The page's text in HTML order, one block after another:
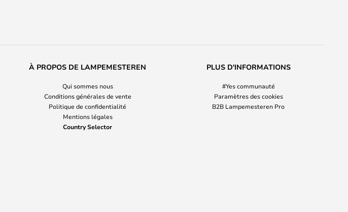
À PROPOS DE LAMPEMESTEREN
Qui sommes nous
Conditions générales de vente
Politique de confidentialité
Mentions légales
Country Selector
PLUS D'INFORMATIONS
#Yes communauté
Paramètres des cookies
B2B Lampemesteren Pro